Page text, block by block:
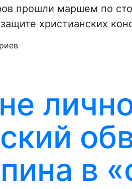
прошли маршем по
христианских
в